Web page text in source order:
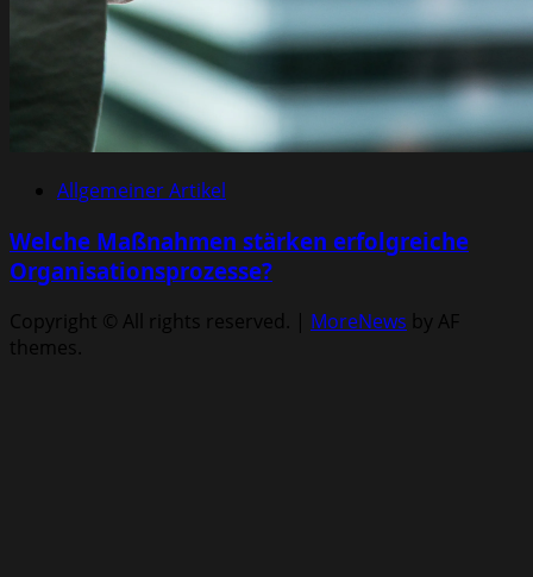
Allgemeiner Artikel
Welche Maßnahmen stärken erfolgreiche
Organisationsprozesse?
Copyright © All rights reserved. | MoreNews by AF
themes.